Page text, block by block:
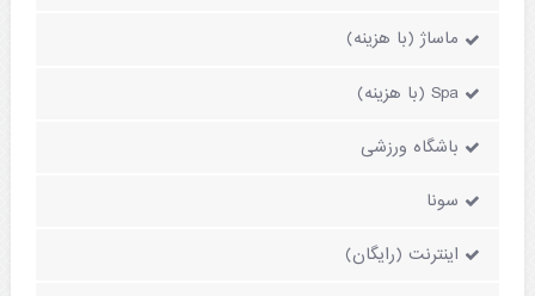
ماساژ (با هزینه)
Spa (با هزینه)
باشگاه ورزشی
سونا
اینترنت (رایگان)